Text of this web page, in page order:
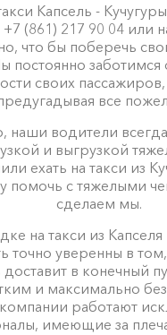
Капсель -
(861) 217 90 04 или
что бы поберечь
постоянно
своих
все
наши водители
и выгрузкой
ехать на такси из
помочь с тяжелыми
сделаем мы.
на такси из
точно уверенны в
доставит в конечный
и максимально
работают
имеющие за